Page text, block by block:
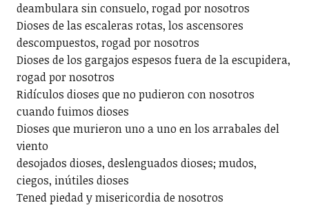
deambulara sin consuelo, rogad por nosotros
Dioses de las escaleras rotas, los ascensores
descompuestos, rogad por nosotros
Dioses de los gargajos espesos fuera de la escupidera,
rogad por nosotros
Ridículos dioses que no pudieron con nosotros
cuando fuimos dioses
Dioses que murieron uno a uno en los arrabales del
viento
desojados dioses, deslenguados dioses; mudos,
ciegos, inútiles dioses
Tened piedad y misericordia de nosotros